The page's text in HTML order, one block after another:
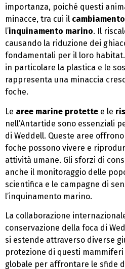
importanza, poiché questi
minacce, tra cui il
l’inquinamento marino. Il
causando la riduzione dei
fondamentali per il loro
in particolare la plastica e le
rappresenta una minaccia
foche.
Le aree marine protette e le
nell’Antartide sono essenziali
di Weddell. Queste aree
foche possono vivere e
attività umane. Gli sforzi di
anche il monitoraggio delle
scientifica e le campagne di
l’inquinamento marino.
La collaborazione
conservazione della foca di
si estende attraverso diverse
protezione di questi
globale per affrontare le sfide